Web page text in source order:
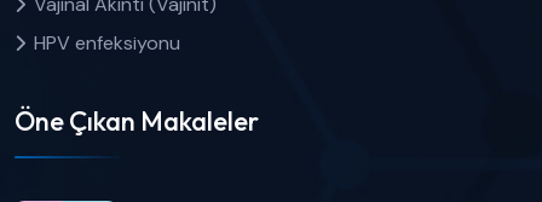
HPV enfeksiyonu
Öne Çıkan Makaleler